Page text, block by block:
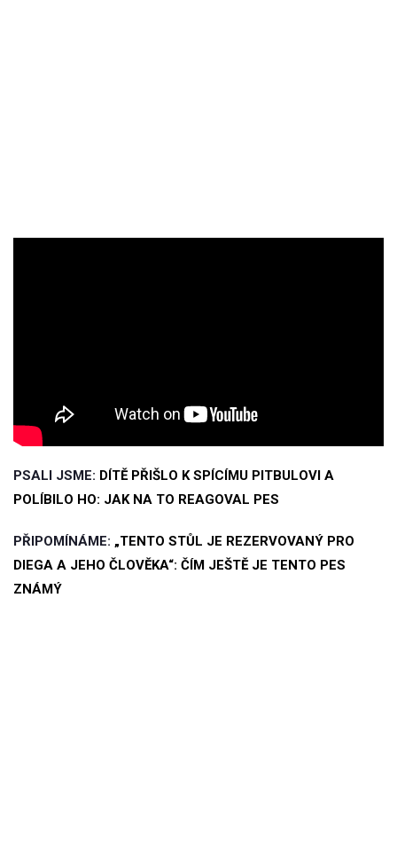
PSALI JSME: DÍTĚ PŘIŠLO K SPÍCÍMU PITBULOVI A
POLÍBILO HO: JAK NA TO REAGOVAL PES
PŘIPOMÍNÁME: „TENTO STŮL JE REZERVOVANÝ PRO
DIEGA A JEHO ČLOVĚKA“: ČÍM JEŠTĚ JE TENTO PES
ZNÁMÝ